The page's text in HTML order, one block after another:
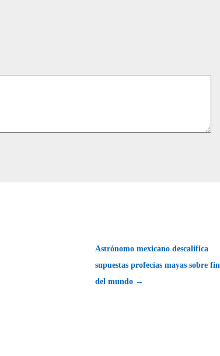
Astrónomo mexicano descalifica
supuestas profecías mayas sobre fin
del mundo →